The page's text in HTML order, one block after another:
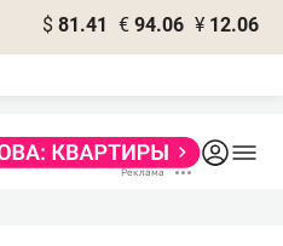
$ 81.41 € 94.06 ¥ 12.06